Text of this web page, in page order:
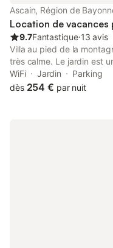
Ascain, Région de
Location de vacances
9.7Fantastique⋅13 avis
Villa au pied de la
très calme. Le jardin est
diner soit en terrasse soit
les chambres sont très
WiFi Jardin
Parking
dès 254 € par nuit